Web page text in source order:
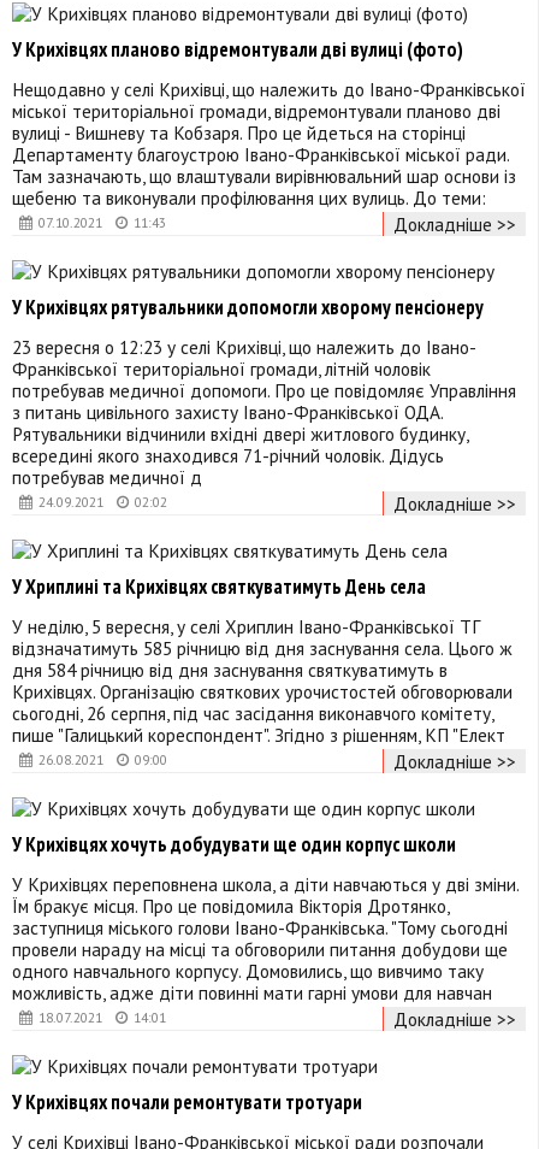
07.10.2021 11:43
У Крихівцях планово відремонтували дві вулиці (фото)
Нещодавно у селі Крихівці, що належить до Івано-Франківської
міської територіальної громади, відремонтували планово дві
вулиці - Вишневу та Кобзаря. Про це йдеться на сторінці
Департаменту благоустрою Івано-Франківської міської ради.
Там зазначають, що влаштували вирівнювальний шар основи із
щебеню та виконували профілювання цих вулиць. До теми:
Докладніше >>
24.09.2021 02:02
У Крихівцях рятувальники допомогли хворому пенсіонеру
23 вересня о 12:23 у селі Крихівці, що належить до Івано-
Франківської територіальної громади, літній чоловік
потребував медичної допомоги. Про це повідомляє Управління
з питань цивільного захисту Івано-Франківської ОДА.
Рятувальники відчинили вхідні двері житлового будинку,
всередині якого знаходився 71-річний чоловік. Дідусь
потребував медичної д
Докладніше >>
26.08.2021 09:00
У Хриплині та Крихівцях святкуватимуть День села
У неділю, 5 вересня, у селі Хриплин Івано-Франківської ТГ
відзначатимуть 585 річницю від дня заснування села. Цього ж
дня 584 річницю від дня заснування святкуватимуть в
Крихівцях. Організацію святкових урочистостей обговорювали
сьогодні, 26 серпня, під час засідання виконавчого комітету,
пише "Галицький кореспондент". Згідно з рішенням, КП "Елект
Докладніше >>
18.07.2021 14:01
У Крихівцях хочуть добудувати ще один корпус школи
У Крихівцях переповнена школа, а діти навчаються у дві зміни.
Їм бракує місця. Про це повідомила Вікторія Дротянко,
заступниця міського голови Івано-Франківська. "Тому сьогодні
провели нараду на місці та обговорили питання добудови ще
одного навчального корпусу. Домовились, що вивчимо таку
можливість, адже діти повинні мати гарні умови для навчан
Докладніше >>
У Крихівцях почали ремонтувати тротуари
У селі Крихівці Івано-​Франківської міської ради розпочали